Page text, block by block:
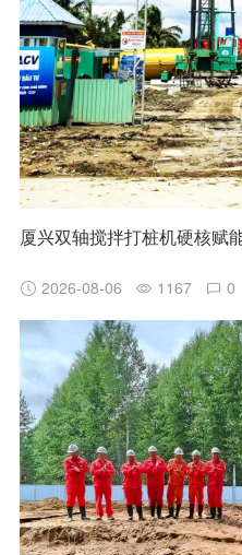
厦兴双轴搅拌打桩机硬核赋
2026-08-06 1167 0